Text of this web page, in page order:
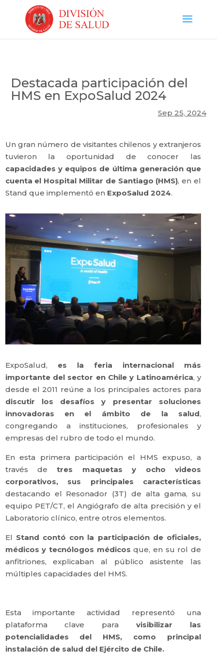
Destacada participación del
HMS en ExpoSalud 2024
Sep 25, 2024
Un gran número de visitantes chilenos y extranjeros
tuvieron la oportunidad de conocer las
capacidades y equipos de última generación que
cuenta el Hospital Militar de Santiago (HMS), en el
Stand que implementó en ExpoSalud 2024.
ExpoSalud, es la feria internacional más
importante del sector en Chile y Latinoamérica, y
desde el 2011 reúne a los principales actores para
discutir los desafíos y presentar soluciones
innovadoras en el ámbito de la salud,
congregando a instituciones, profesionales y
empresas del rubro de todo el mundo.
En esta primera participación el HMS expuso, a
través detres maquetas y ocho videos
corporativos, sus principales características
destacando el Resonador (3T) de alta gama, su
equipo PET/CT, el Angiógrafo de alta precisión y el
Laboratorio clínico, entre otros elementos.
El Stand contó con la participación de oficiales,
médicos y tecnólogos médicos que, en su rol de
anfitriones, explicaban al público asistente las
múltiples capacidades del HMS.
Esta importante actividad representó una
plataforma clave paravisibilizar las
potencialidades del HMS, como principal
instalación de salud del Ejército de Chile.